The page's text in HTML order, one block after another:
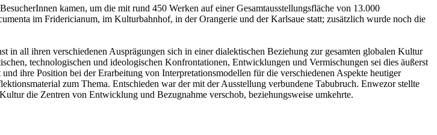
kamen, um die mit rund 450 Werken auf einer Gesamtausstellungsfläche von 13.000
im Fridericianum, im Kulturbahnhof, in der Orangerie und der Karlsaue statt; zusätzlich wurde noch die
all ihren verschiedenen Ausprägungen sich in einer dialektischen Beziehung zur gesamten globalen Kultur
technologischen und ideologischen Konfrontationen, Entwicklungen und Vermischungen sei dies äußerst
ihre Position bei der Erarbeitung von Interpretationsmodellen für die verschiedenen Aspekte heutiger
zum Thema. Entschieden war der mit der Ausstellung verbundene Tabubruch. Enwezor stellte
die Zentren von Entwicklung und Bezugnahme verschob, beziehungsweise umkehrte.